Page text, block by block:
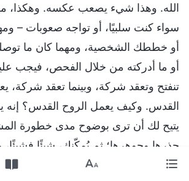
الله. وهذا شيء يصعب عكسه. وهكذا،
سواء كنت سلبيًا، أو تواجه صعوبات –
أو خططك الشخصية، ومهما كان ما
أو ما أدركته من خلال الفحص، فيجب
تنفتح وتعقد شركة، وبينما تعقد شركة،
القدس. وكيف يعمل الروح القدس؟ إنه
يتيح لك أن ترى بوضوح مدى خطورة
جذرها وجوهرها؛ ثم يُمكّنك، شيئًا
وفهم مقاصده، ورؤية طريق الممارسة،